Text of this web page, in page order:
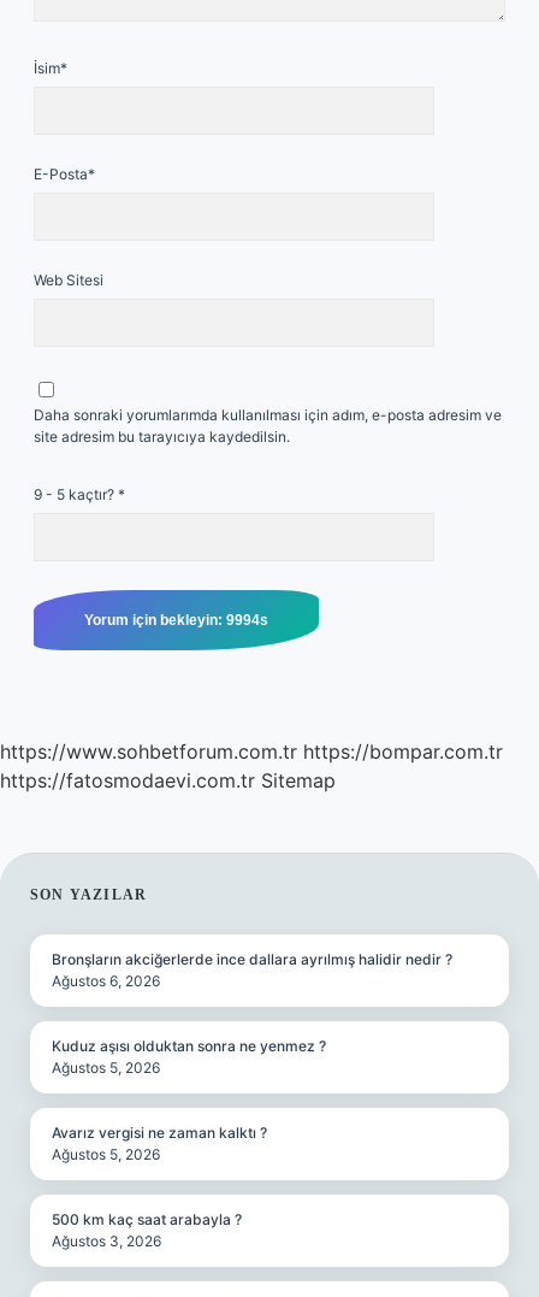
İsim*
E-Posta*
Web Sitesi
Daha sonraki yorumlarımda kullanılması için adım, e-posta adresim ve
site adresim bu tarayıcıya kaydedilsin.
9 - 5 kaçtır? *
https://www.sohbetforum.com.tr https://bompar.com.tr
https://fatosmodaevi.com.tr Sitemap
SIDEBAR
SON YAZILAR
Bronşların akciğerlerde ince dallara ayrılmış halidir nedir ?
Ağustos 6, 2026
Kuduz aşısı olduktan sonra ne yenmez ?
Ağustos 5, 2026
Avarız vergisi ne zaman kalktı ?
Ağustos 5, 2026
500 km kaç saat arabayla ?
Ağustos 3, 2026